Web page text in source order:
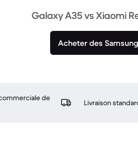
Galaxy A35 vs Xiaomi
Acheter des
de
Livraison